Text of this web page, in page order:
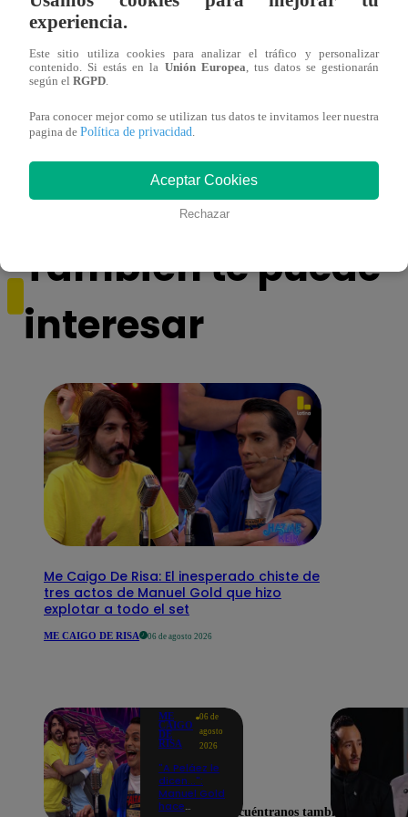
Mujeres al Mando – Viernes 25 de febrero
También te puede
interesar
Me Caigo De Risa: El inesperado chiste de
tres actos de Manuel Gold que hizo
explotar a todo el set
ME CAIGO DE RISA 06 de agosto 2026
ME
CAIGO
DE
RISA
06 de
agosto
2026
"A Peláez le
dicen...":
Manuel Gold
hace
experiencia.
Este sitio utiliza cookies para analizar el tráfico y personalizar
contenido. Si estás en la Unión Europea, tus datos se gestionarán
según el RGPD.
Para conocer mejor como se utilizan tus datos te invitamos leer nuestra
pagina de Política de privacidad.
Aceptar Cookies
Rechazar
Encuéntranos también en